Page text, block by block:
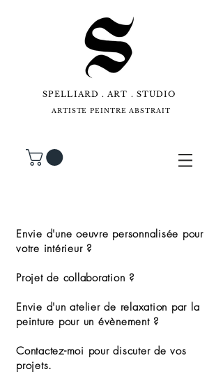
SPELLIARD . ART . STUDIO
ARTISTE PEINTRE ABSTRAIT
Envie d'une oeuvre personnalisée pour
votre intérieur ?
Projet de collaboration ?
Envie d'un atelier de relaxation par la
peinture pour un évènement ?
Contactez-moi pour discuter de vos
projets.